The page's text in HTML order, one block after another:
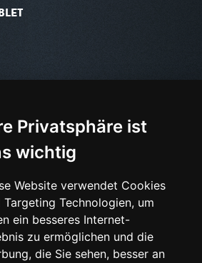
Privatsphäre ist
wichtig
Website verwendet Cookies
Targeting Technologien, um
ein besseres Internet-
zu ermöglichen und die
die Sie sehen, besser an
TV